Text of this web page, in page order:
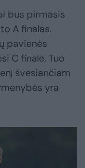
bus pirmasis
A finalas.
pavienės
C finale. Tuo
švesiančiam
yra